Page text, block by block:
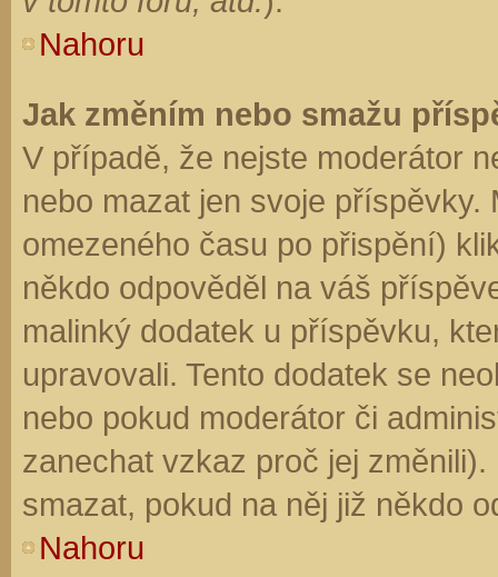
Nahoru
Jak změním nebo smažu
V případě, že nejste moderátor
nebo mazat jen svoje
omezeného času po přispění)
někdo odpověděl na váš
malinký dodatek u příspěvku,
upravovali. Tento dodatek se
nebo pokud moderátor či
zanechat vzkaz proč jej
smazat, pokud na něj již někdo
Nahoru